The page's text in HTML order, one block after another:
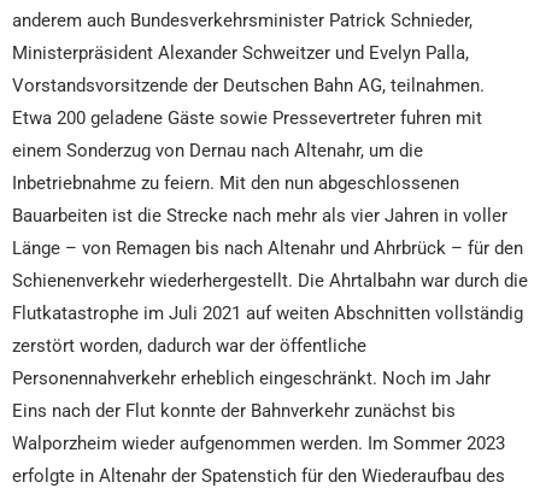
anderem auch Bundesverkehrsminister Patrick Schnieder,
Ministerpräsident Alexander Schweitzer und Evelyn Palla,
Vorstandsvorsitzende der Deutschen Bahn AG, teilnahmen.
Etwa 200 geladene Gäste sowie Pressevertreter fuhren mit
einem Sonderzug von Dernau nach Altenahr, um die
Inbetriebnahme zu feiern. Mit den nun abgeschlossenen
Bauarbeiten ist die Strecke nach mehr als vier Jahren in voller
Länge – von Remagen bis nach Altenahr und Ahrbrück – für den
Schienenverkehr wiederhergestellt. Die Ahrtalbahn war durch die
Flutkatastrophe im Juli 2021 auf weiten Abschnitten vollständig
zerstört worden, dadurch war der öffentliche
Personennahverkehr erheblich eingeschränkt. Noch im Jahr
Eins nach der Flut konnte der Bahnverkehr zunächst bis
Walporzheim wieder aufgenommen werden. Im Sommer 2023
erfolgte in Altenahr der Spatenstich für den Wiederaufbau des